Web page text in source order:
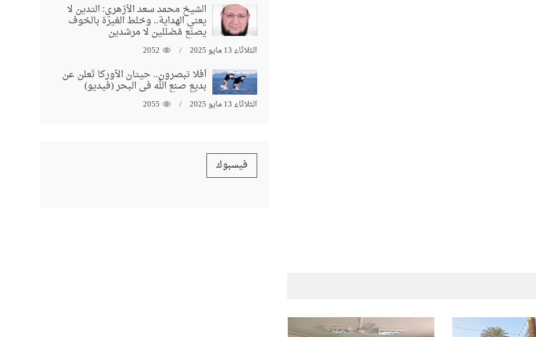
الشيخ محمد سعد الأزهري: التدين لا
يعني الهداية.. وخلط الغيرة بالخوف
يصنع مُضللين لا مرشدين
الثلاثاء 13 مايو 2025 2052
أفلا تبصرون.. حيتان الأوركا تُعلن عن
بديع صنع الله في البحر (فيديو)
الثلاثاء 13 مايو 2025 2055
فيسبوك